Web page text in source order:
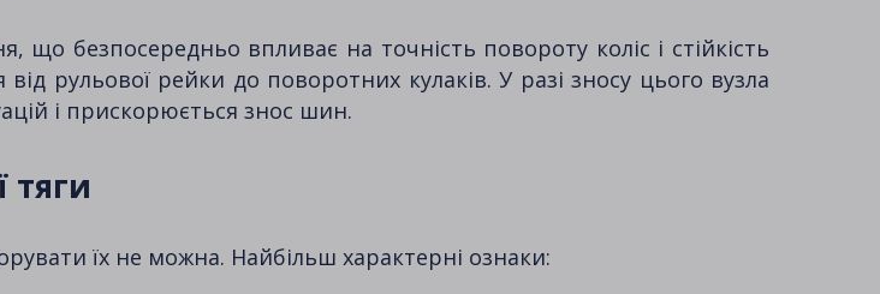
безпосередньо впливає на точність повороту коліс і стійкість
рульової рейки до поворотних кулаків. У разі зносу цього вузла
і прискорюється знос шин.
тяги
їх не можна. Найбільш характерні ознаки: